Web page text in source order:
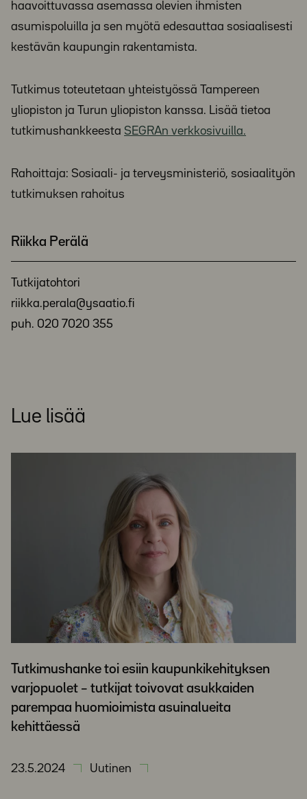
haavoittuvassa asemassa olevien ihmisten
asumispoluilla ja sen myötä edesauttaa sosiaalisesti
kestävän kaupungin rakentamista.
Tutkimus toteutetaan yhteistyössä Tampereen
yliopiston ja Turun yliopiston kanssa. Lisää tietoa
tutkimushankkeesta SEGRAn verkkosivuilla.
Rahoittaja: Sosiaali- ja terveysministeriö, sosiaalityön
tutkimuksen rahoitus
Riikka Perälä
Tutkijatohtori
riikka.perala@ysaatio.fi
puh. 020 7020 355
Lue lisää
Tutkimushanke toi esiin kaupunkikehityksen
varjopuolet – tutkijat toivovat asukkaiden
parempaa huomioimista asuinalueita
kehittäessä
23.5.2024 Uutinen